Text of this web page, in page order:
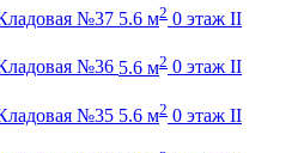
№37 5.6 м2 0 этаж II
№36 5.6 м2 0 этаж II
№35 5.6 м2 0 этаж II